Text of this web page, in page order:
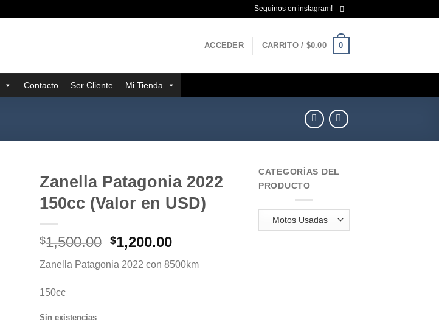
Seguinos en instagram!
ACCEDER CARRITO / $0.00 0
Contacto Ser Cliente Mi Tienda
Zanella Patagonia 2022
150cc (Valor en USD)
$1,500.00 El
original
$1,200.00El
actual
Zanella Patagonia 2022 con 8500km
150cc
Sin existencias
CATEGORÍAS DEL
PRODUCTO